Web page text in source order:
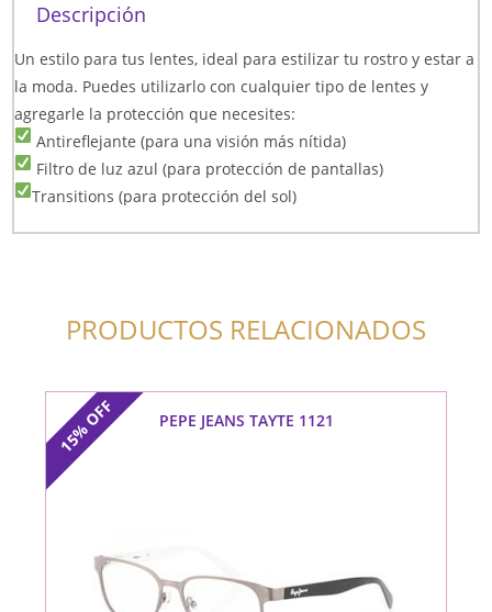
Descripción
Un estilo para tus lentes, ideal para estilizar tu rostro y estar a
la moda. Puedes utilizarlo con cualquier tipo de lentes y
agregarle la protección que necesites:
Antireflejante (para una visión más nítida)
Filtro de luz azul (para protección de pantallas)
Transitions (para protección del sol)
PRODUCTOS RELACIONADOS
15%
OFF PEPE JEANS TAYTE 1121